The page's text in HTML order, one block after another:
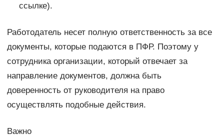
ссылке).
Работодатель несет полную ответственность за все
документы, которые подаются в ПФР. Поэтому у
сотрудника организации, который отвечает за
направление документов, должна быть
доверенность от руководителя на право
осуществлять подобные действия.
Важно